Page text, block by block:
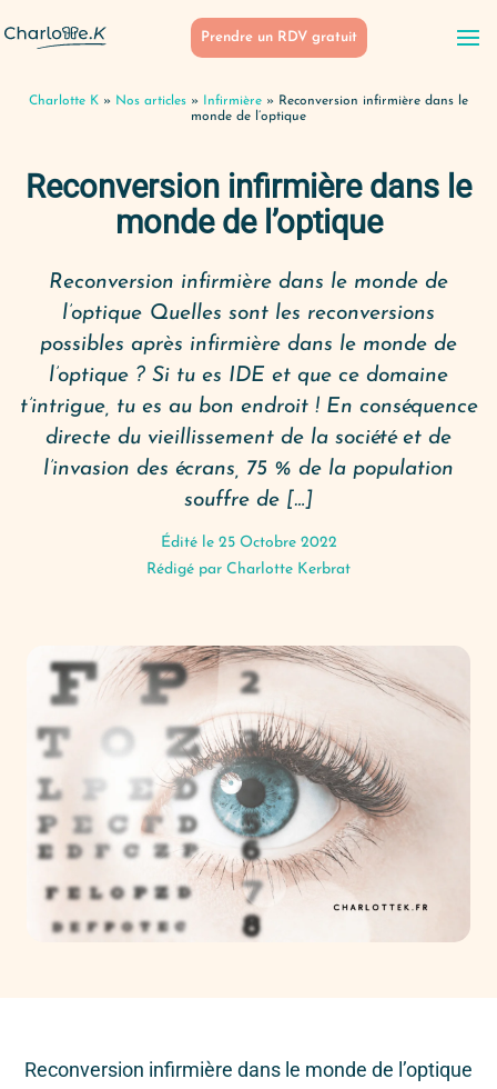
Prendre un RDV gratuit
Charlotte K » Nos articles » Infirmière » Reconversion infirmière dans le
monde de l’optique
Reconversion infirmière dans le
monde de l’optique
Reconversion infirmière dans le monde de
l’optique Quelles sont les reconversions
possibles après infirmière dans le monde de
l’optique ? Si tu es IDE et que ce domaine
t’intrigue, tu es au bon endroit ! En conséquence
directe du vieillissement de la société et de
l’invasion des écrans, 75 % de la population
souffre de […]
Édité le 25 Octobre 2022
Rédigé par Charlotte Kerbrat
Reconversion infirmière dans le monde de l’optique